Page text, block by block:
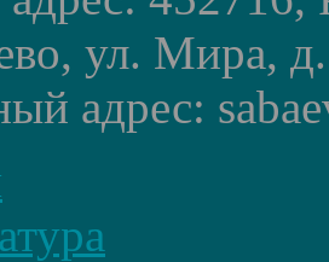
ул. Мира,
адрес: